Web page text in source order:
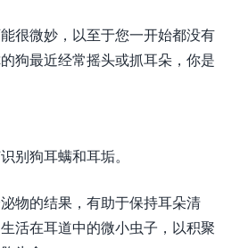
很微妙，以至于您一开始都没有
狗最近经常摇头或抓耳朵，你是
别狗耳螨和耳垢。
物的结果，有助于保持耳朵清
活在耳道中的微小虫子，以积聚